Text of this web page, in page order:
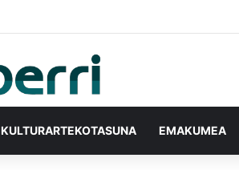
KULTURARTEKOTASUNA EMAKUMEA